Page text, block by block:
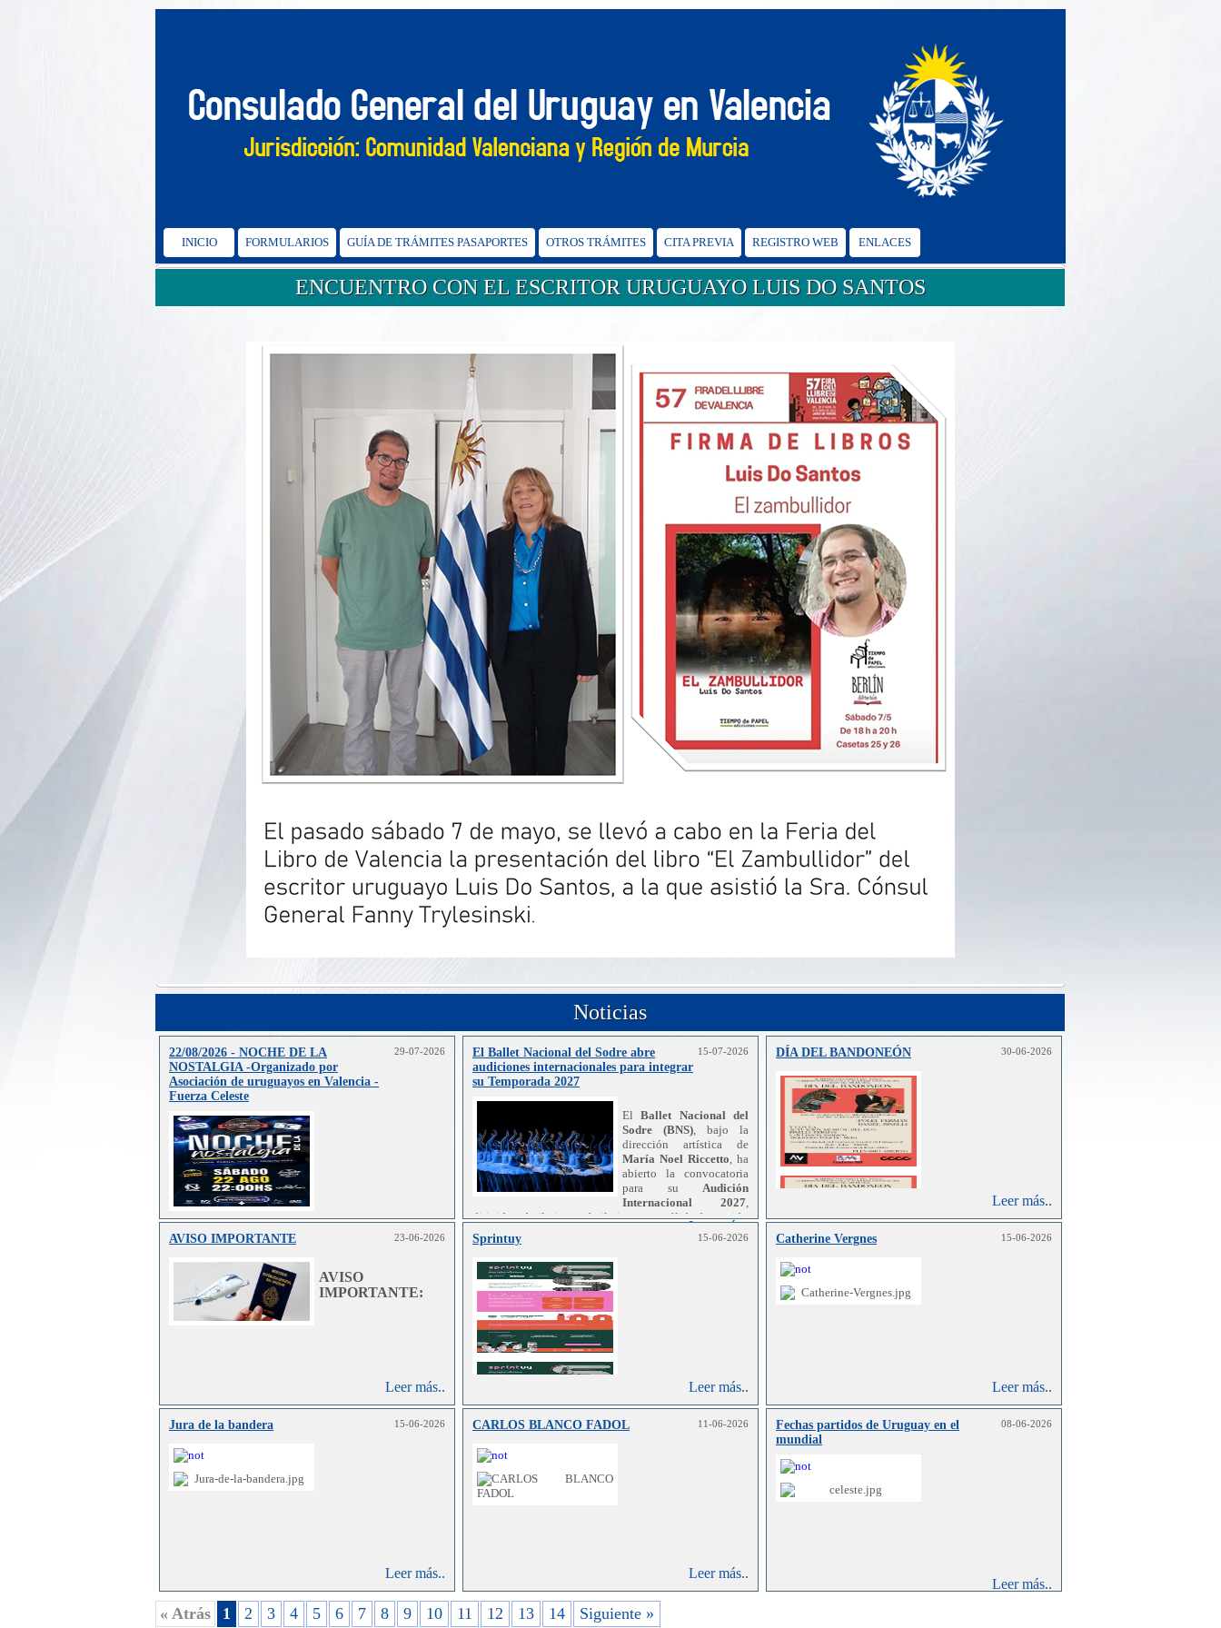
INICIO FORMULARIOS GUÍA DE TRÁMITES PASAPORTES OTROS TRÁMITES CITA PREVIA REGISTRO WEB ENLACES
ENCUENTRO CON EL ESCRITOR URUGUAYO LUIS DO SANTOS
Noticias
22/08/2026 - NOCHE DE LA
NOSTALGIA -Organizado por
Asociación de uruguayos en Valencia -
Fuerza Celeste
29-07-2026
Leer más..
El Ballet Nacional del Sodre abre
audiciones internacionales para integrar
su Temporada 2027
15-07-2026
ElBallet Nacional del
Sodre (BNS), bajo la
dirección artística de
María Noel Riccetto, ha
abierto la convocatoria
para su Audición
Internacional 2027,
dirigida a bailarines y bailarinas con sólida formación
en danza clásica y conocimientos de danza
contemporánea.
Leer más..
DÍA DEL BANDONEÓN 30-06-2026
Leer más..
AVISO IMPORTANTE 23-06-2026
AVISO
IMPORTANTE:
Leer más..
Sprintuy 15-06-2026
Leer más..
Catherine Vergnes 15-06-2026
Leer más..
Jura de la bandera 15-06-2026
Leer más..
CARLOS BLANCO FADOL 11-06-2026
Leer más..
Fechas partidos de Uruguay en el
mundial
08-06-2026
Leer más..
« Atrás 1 2 3 4 5 6 7 8 9 10 11 12 13 14 Siguiente »